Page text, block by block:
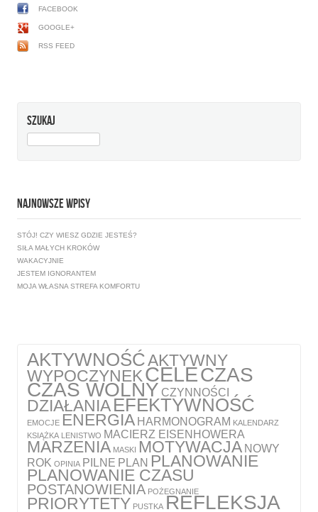
FACEBOOK
GOOGLE+
RSS FEED
SZUKAJ
SZUKAJ:
NAJNOWSZE WPISY
STÓJ! CZY WIESZ GDZIE JESTEŚ?
SIŁA MAŁYCH KROKÓW
WAKACYJNIE
JESTEM IGNORANTEM
MOJA WŁASNA STREFA KOMFORTU
AKTYWNOŚĆAKTYWNY
WYPOCZYNEKCELECZAS
CZAS WOLNY CZYNNOŚCI
DZIAŁANIAEFEKTYWNOŚĆ
EMOCJE ENERGIA HARMONOGRAM KALENDARZ
KSIĄŻKA LENISTWO MACIERZ EISENHOWERA
MARZENIA MASKI MOTYWACJA NOWY
ROK OPINIA PILNE PLAN PLANOWANIE
PLANOWANIE CZASU
POSTANOWIENIA POŻEGNANIE
PRIORYTETY PUSTKA REFLEKSJA